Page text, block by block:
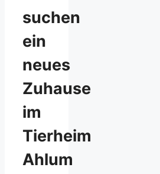
suchen
ein
neues
Zuhause
im
Tierheim
Ahlum